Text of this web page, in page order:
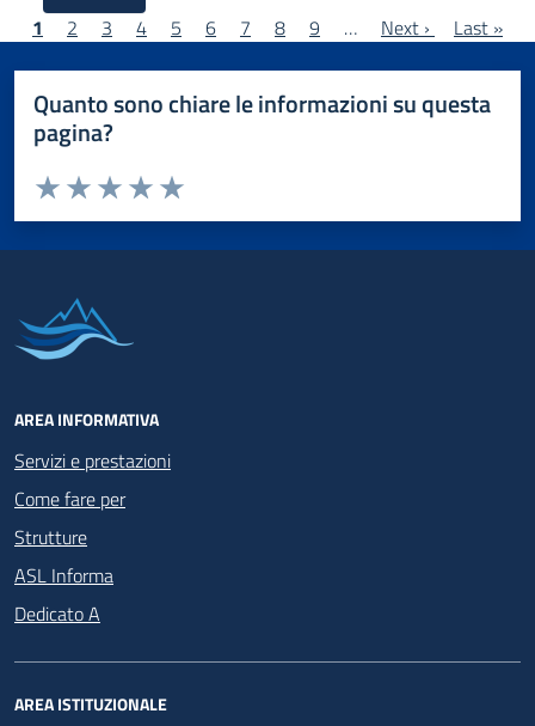
Pagination
Current page
1 Page
2 Page
3 Page
4 Page
5 Page
6 Page
7 Page
8 Page
9 … Next page
Next › Last page
Last »
Quanto sono chiare le informazioni su questa
pagina?
Valuta da 1 a 5 stelle la pagina
Valuta 5 stelle su 5
Valuta 4 stelle su 5
Valuta 3 stelle su 5
Valuta 2 stelle su 5
Valuta 1 stelle su 5
AREA INFORMATIVA
Servizi e prestazioni
Come fare per
Strutture
ASL Informa
Dedicato A
AREA ISTITUZIONALE